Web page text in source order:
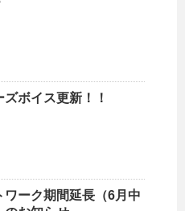
ズボイス更新！！
ワーク期間延長（6月中